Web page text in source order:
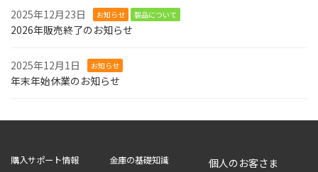
2025年12月23日 お知らせ 製品について
2026年販売終了のお知らせ
2025年12月1日 お知らせ
年末年始休業のお知らせ
購入サポート情報
金庫の基礎知識
個人のお客さま